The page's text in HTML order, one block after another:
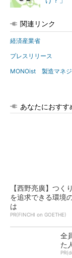
関連リンク
経済産業省
プレスリリース
MONOist 製造マネジ
あなたにおすす
【西野亮廣】つく
を追求できる環境
は
PR(FINCHI on GOETHE)
全
た